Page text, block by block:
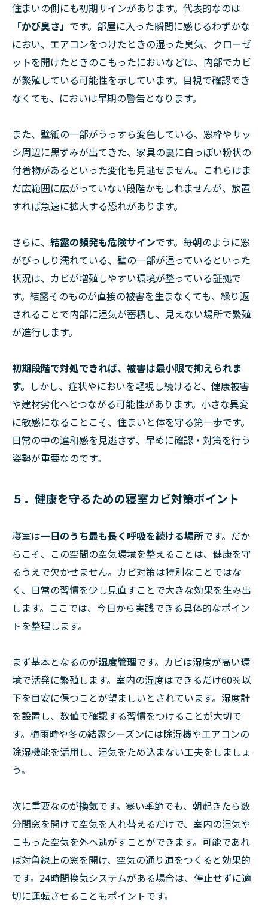
住まいの側にも初期サインがあります。代表的なのは
「かび臭さ」 です。部屋に入った瞬間に感じるわずかな
におい、エアコンをつけたときの湿った臭気、クローゼ
ットを開けたときのこもったにおいなどは、内部でカビ
が繁殖している可能性を示しています。目視で確認でき
なくても、においは早期の警告となります。
また、壁紙の一部がうっすら変色している、窓枠やサッ
シ周辺に黒ずみが出てきた、家具の裏に白っぽい粉状の
付着物があるといった変化も見逃せません。これらはま
だ広範囲に広がっていない段階かもしれませんが、放置
すれば急速に拡大する恐れがあります。
さらに、 結露の頻発も危険サインです。毎朝のように窓
がびっしり濡れている、壁の一部が湿っているといった
状況は、カビが増殖しやすい環境が整っている証拠で
す。結露そのものが直接の被害を生まなくても、繰り返
されることで内部に湿気が蓄積し、見えない場所で繁殖
が進行します。
初期段階で対処できれば、被害は最小限で抑えられま
す。 しかし、症状やにおいを軽視し続けると、健康被害
や建材劣化へとつながる可能性があります。小さな異変
に敏感になることこそ、住まいと体を守る第一歩です。
日常の中の違和感を見逃さず、早めに確認・対策を行う
姿勢が重要なのです。
５．健康を守るための寝室カビ対策ポイント
寝室は一日のうち最も長く呼吸を続ける場所です。だか
らこそ、この空間の空気環境を整えることは、健康を守
るうえで欠かせません。カビ対策は特別なことではな
く、日常の習慣を少し見直すことで大きな効果を生み出
します。ここでは、今日から実践できる具体的なポイン
トを整理します。
まず基本となるのが湿度管理です。カビは湿度が高い環
境で活発に繁殖します。室内の湿度はできるだけ60％以
下を目安に保つことが望ましいとされています。湿度計
を設置し、数値で確認する習慣をつけることが大切で
す。梅雨時や冬の結露シーズンには除湿機やエアコンの
除湿機能を活用し、湿気をため込まない工夫をしましょ
う。
次に重要なのが換気です。寒い季節でも、朝起きたら数
分間窓を開けて空気を入れ替えるだけで、室内の湿気や
こもった空気を外へ逃がすことができます。可能であれ
ば対角線上の窓を開け、空気の通り道をつくると効果的
です。24時間換気システムがある場合は、停止せずに適
切に運転させることもポイントです。